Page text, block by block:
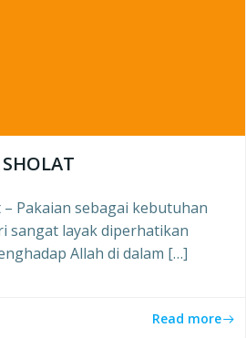
Pakaian sebagai kebutuhan
sangat layak diperhatikan
Allah di dalam […]
Read more